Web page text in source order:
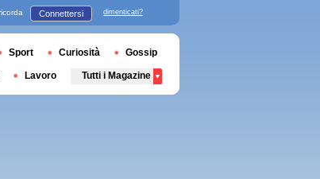
Connettersi dimenticati?
Sport Curiosità Gossip
Lavoro Tutti i Magazine